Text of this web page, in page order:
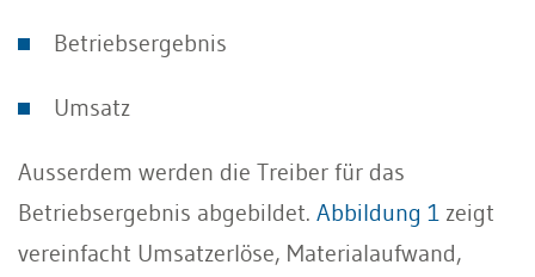
Betriebsergebnis
Umsatz
Ausserdem werden die Treiber für das
Betriebsergebnis abgebildet. Abbildung 1 zeigt
vereinfacht Umsatzerlöse, Materialaufwand,